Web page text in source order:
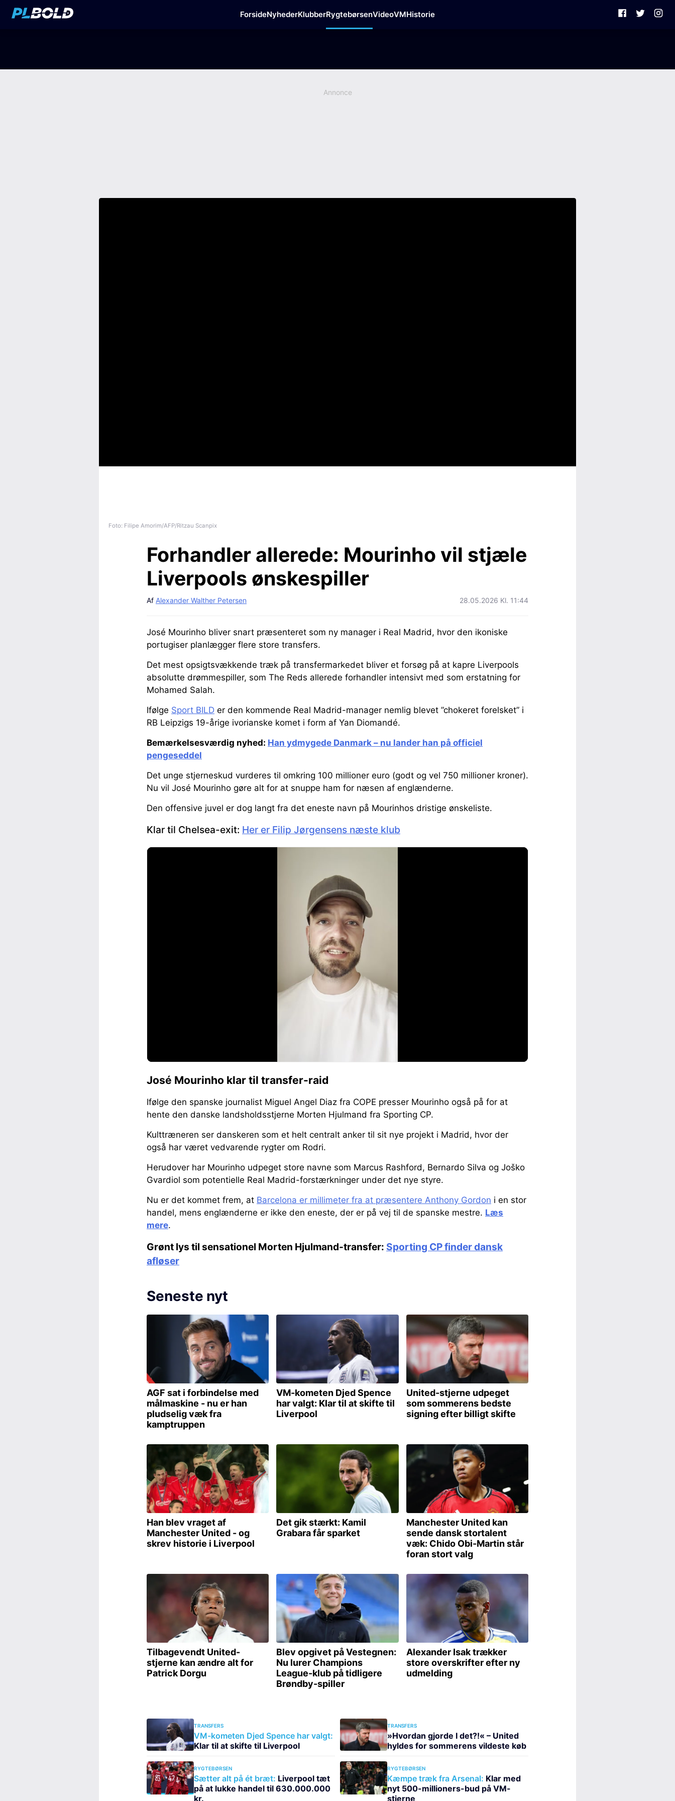
ForsideNyhederKlubberRygtebørsenVideoVMHistorie
Annonce
Foto: Filipe Amorim/AFP/Ritzau Scanpix
Forhandler allerede: Mourinho vil stjæle
Liverpools ønskespiller
Af Alexander Walther Petersen 28.05.2026 Kl. 11:44
José Mourinho bliver snart præsenteret som ny manager i Real Madrid, hvor den ikoniske
portugiser planlægger flere store transfers.
Det mest opsigtsvækkende træk på transfermarkedet bliver et forsøg på at kapre Liverpools
absolutte drømmespiller, som The Reds allerede forhandler intensivt med som erstatning for
Mohamed Salah.
Ifølge Sport BILD er den kommende Real Madrid-manager nemlig blevet ”chokeret forelsket” i
RB Leipzigs 19-årige ivorianske komet i form af Yan Diomandé.
Bemærkelsesværdig nyhed: Han ydmygede Danmark – nu lander han på officiel
pengeseddel
Det unge stjerneskud vurderes til omkring 100 millioner euro (godt og vel 750 millioner kroner).
Nu vil José Mourinho gøre alt for at snuppe ham for næsen af englænderne.
Den offensive juvel er dog langt fra det eneste navn på Mourinhos dristige ønskeliste.
Klar til Chelsea-exit: Her er Filip Jørgensens næste klub
José Mourinho klar til transfer-raid
Ifølge den spanske journalist Miguel Angel Diaz fra COPE presser Mourinho også på for at
hente den danske landsholdsstjerne Morten Hjulmand fra Sporting CP.
Kulttræneren ser danskeren som et helt centralt anker til sit nye projekt i Madrid, hvor der
også har været vedvarende rygter om Rodri.
Herudover har Mourinho udpeget store navne som Marcus Rashford, Bernardo Silva og Joško
Gvardiol som potentielle Real Madrid-forstærkninger under det nye styre.
Nu er det kommet frem, at Barcelona er millimeter fra at præsentere Anthony Gordon i en stor
handel, mens englænderne er ikke den eneste, der er på vej til de spanske mestre. Læs
mere.
Grønt lys til sensationel Morten Hjulmand-transfer: Sporting CP finder dansk
afløser
Seneste nyt
TRANSFERS
VM-kometen Djed Spence har valgt:
Klar til at skifte til Liverpool
TRANSFERS
»Hvordan gjorde I det?!« – United
hyldes for sommerens vildeste køb
RYGTEBØRSEN
Sætter alt på ét bræt: Liverpool tæt
på at lukke handel til 630.000.000
kr.
RYGTEBØRSEN
Kæmpe træk fra Arsenal: Klar med
nyt 500-millioners-bud på VM-
stjerne